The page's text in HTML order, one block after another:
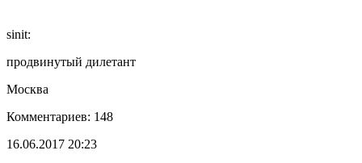
sinit:
продвинутый дилетант
Москва
Комментариев: 148
16.06.2017 20:23